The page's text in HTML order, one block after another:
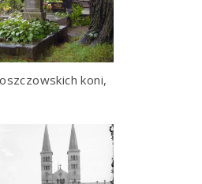
koni,